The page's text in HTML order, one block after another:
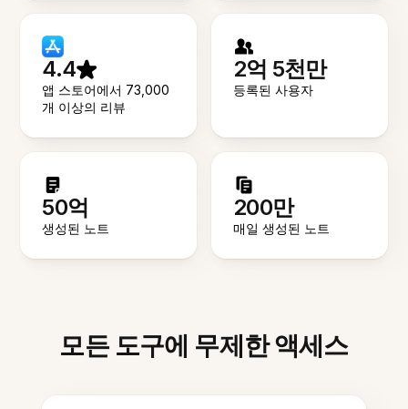
4.4
앱 스토어에서 73,000
개 이상의 리뷰
2억 5천만
등록된 사용자
50억
생성된 노트
200만
매일 생성된 노트
모든 도구에 무제한 액세스